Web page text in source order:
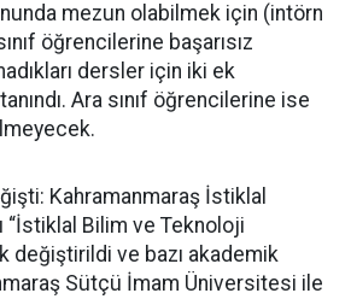
mezun olabilmek için (intörn
öğrencilerine başarısız
dersler için iki ek
Ara sınıf öğrencilerine ise
Kahramanmaraş İstiklal
“İstiklal Bilim ve Teknoloji
değiştirildi ve bazı akademik
Sütçü İmam Üniversitesi ile